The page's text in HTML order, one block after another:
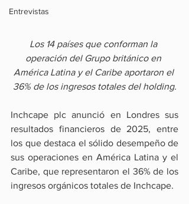
Entrevistas
Los 14 países que conforman la
operación del Grupo británico en
América Latina y el Caribe aportaron el
36% de los ingresos totales del holding.
Inchcape plc anunció en Londres sus
resultados financieros de 2025, entre
los que destaca el sólido desempeño de
sus operaciones en América Latina y el
Caribe, que representaron el 36% de los
ingresos orgánicos totales de Inchcape.